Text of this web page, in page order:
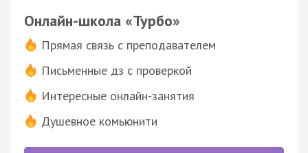
Онлайн-школа «Турбо»
Прямая связь с преподавателем
Письменные дз с проверкой
Интересные онлайн-занятия
Душевное комьюнити